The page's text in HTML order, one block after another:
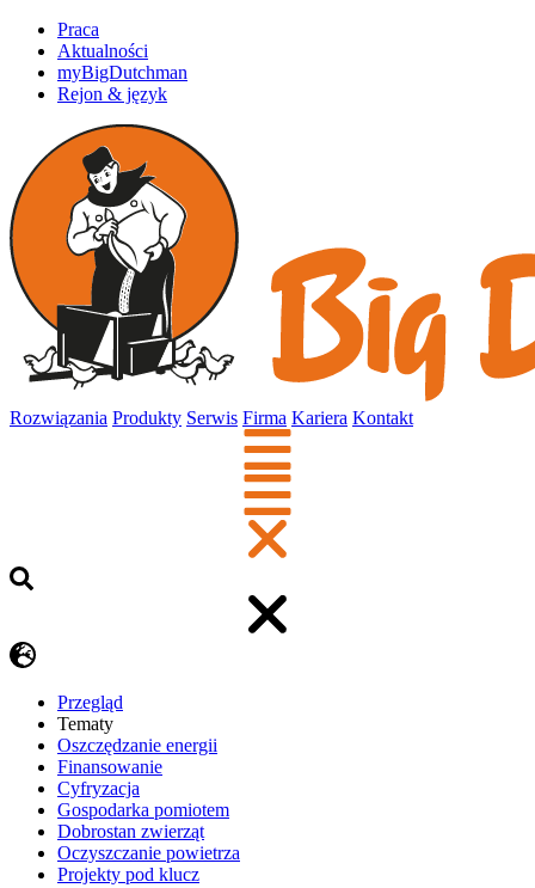
Praca
Aktualności
myBigDutchman
Rejon & język
Rozwiązania Produkty Serwis Firma Kariera Kontakt
Przegląd
Tematy
​Oszczędzanie energii
Finansowanie
Cyfryzacja
Gospodarka pomiotem
Dobrostan zwierząt
Oczyszczanie powietrza
Projekty pod klucz